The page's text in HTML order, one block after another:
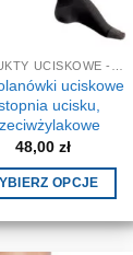
uciskowe
ucisku,
48,00 zł
OPCJE
produkt